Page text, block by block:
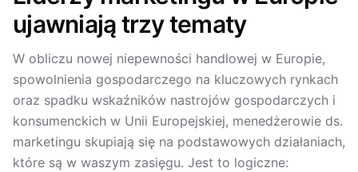
ujawniają trzy tematy
W obliczu nowej niepewności handlowej w Europie,
spowolnienia gospodarczego na kluczowych rynkach
oraz spadku wskaźników nastrojów gospodarczych i
konsumenckich w Unii Europejskiej, menedżerowie ds.
marketingu skupiają się na podstawowych działaniach,
które są w waszym zasięgu. Jest to logiczne: